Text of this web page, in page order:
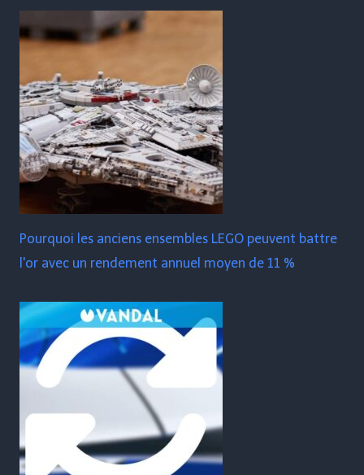
Pourquoi les anciens ensembles LEGO peuvent battre
l'or avec un rendement annuel moyen de 11 %